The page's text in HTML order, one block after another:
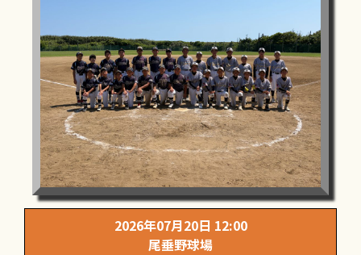
2026年07月20日 12:00
尾垂野球場